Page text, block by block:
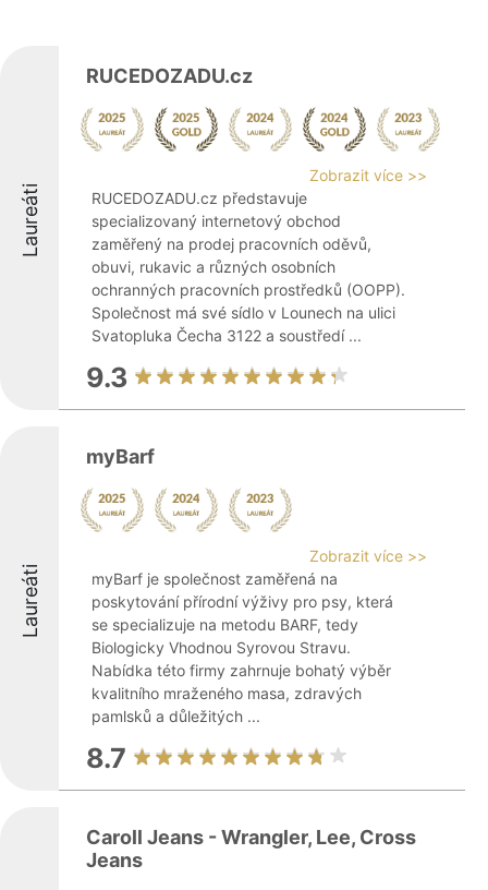
Laureáti
RUCEDOZADU.cz
Zobrazit více >>
RUCEDOZADU.cz představuje
specializovaný internetový obchod
zaměřený na prodej pracovních oděvů,
obuvi, rukavic a různých osobních
ochranných pracovních prostředků (OOPP).
Společnost má své sídlo v Lounech na ulici
Svatopluka Čecha 3122 a soustředí ...
9.3
Laureáti
myBarf
Zobrazit více >>
myBarf je společnost zaměřená na
poskytování přírodní výživy pro psy, která
se specializuje na metodu BARF, tedy
Biologicky Vhodnou Syrovou Stravu.
Nabídka této firmy zahrnuje bohatý výběr
kvalitního mraženého masa, zdravých
pamlsků a důležitých ...
8.7
Caroll Jeans - Wrangler, Lee, Cross
Jeans